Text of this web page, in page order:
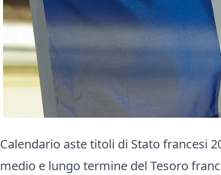
Calendario aste titoli di Stato francesi
medio e lungo termine del Tesoro